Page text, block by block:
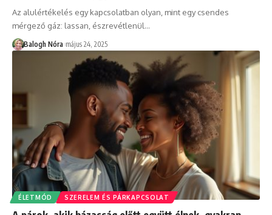
Az alulértékelés egy kapcsolatban olyan, mint egy csendes
mérgező gáz: lassan, észrevétlenül…
Balogh Nóra május 24, 2025
ÉLETMÓD SZERELEM ÉS PÁRKAPCSOLAT